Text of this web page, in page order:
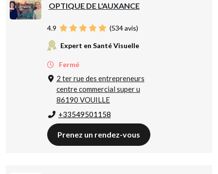
OPTIQUE DE L'AUXANCE
4.9 (534avis)
Expert en Santé Visuelle
Fermé
2 ter rue des entrepreneurs
centre commercial super u
86190 VOUILLE
+33549501158
Prenez un rendez-vous